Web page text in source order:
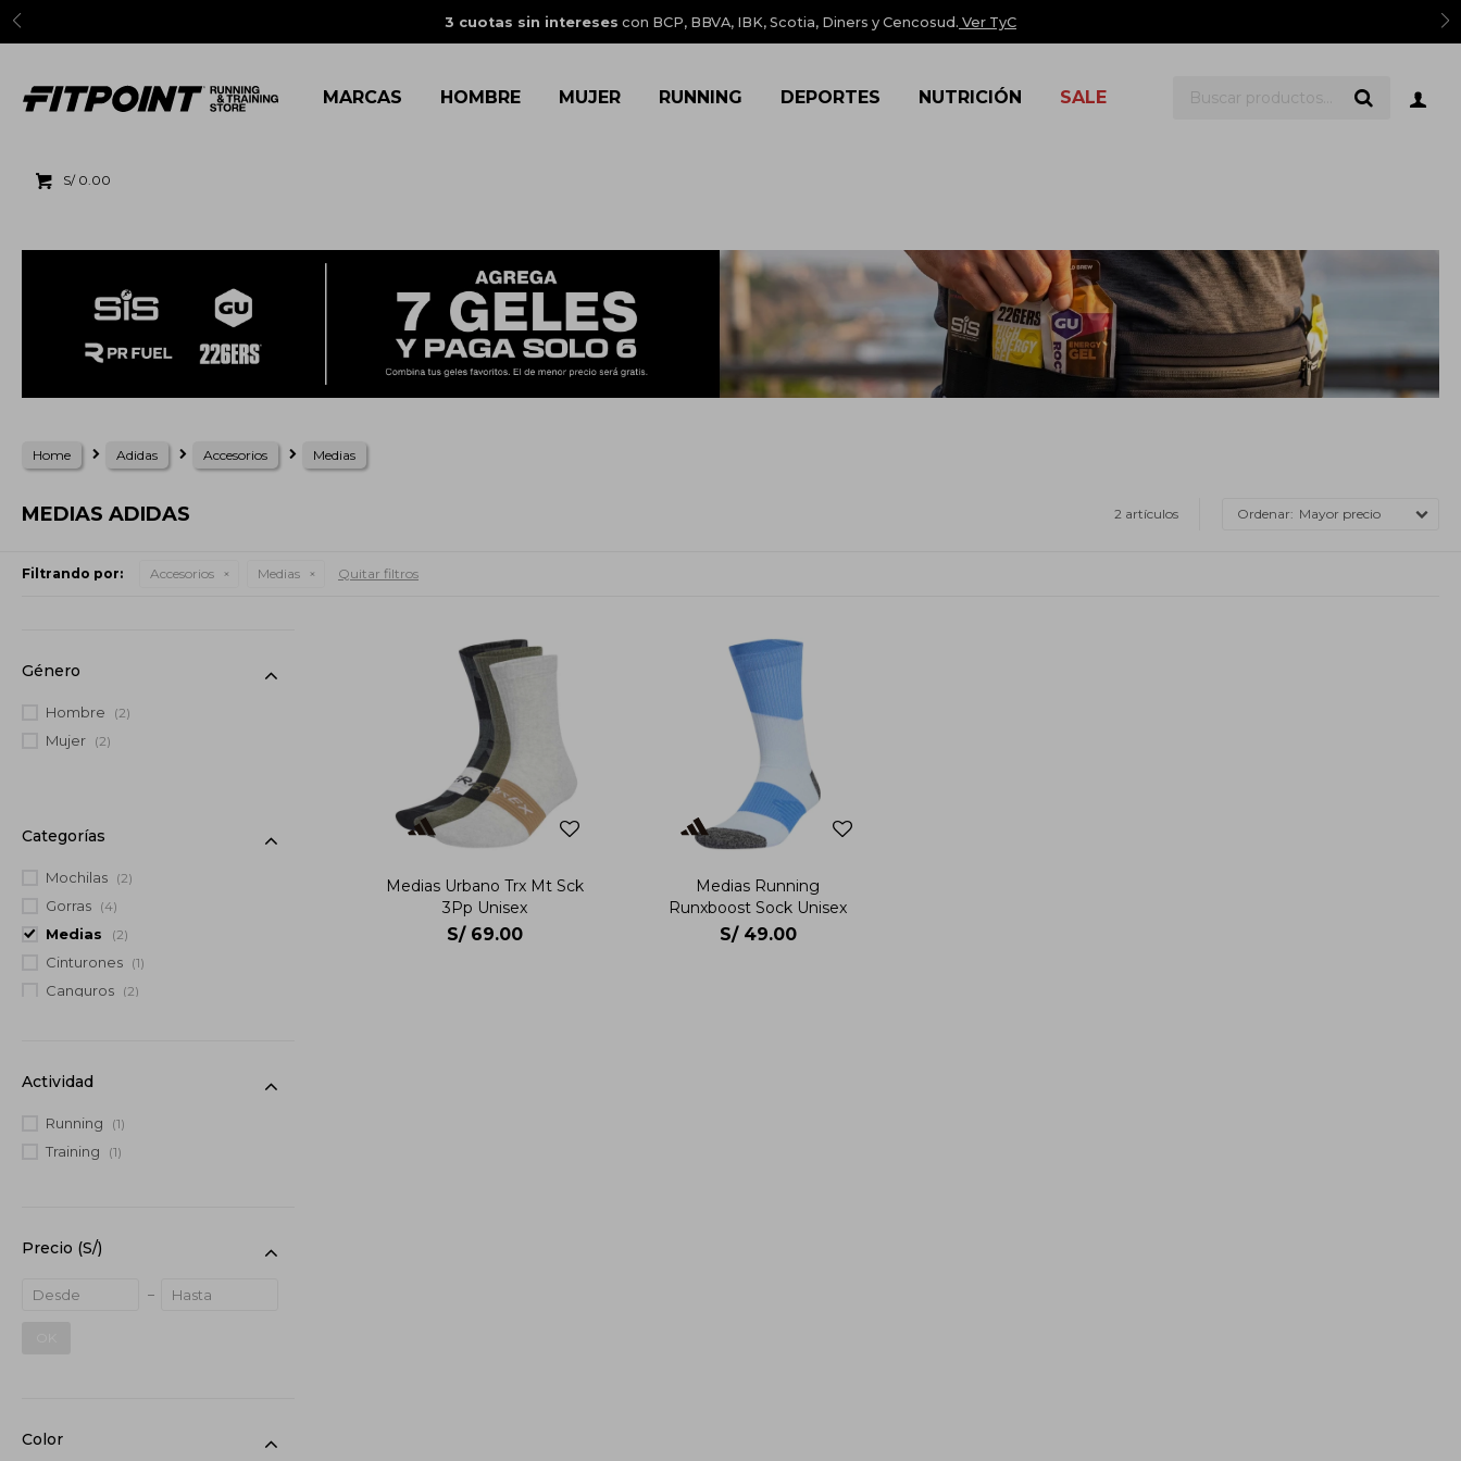
3 cuotas sin intereses con BCP, BBVA, IBK, Scotia, Diners y Cencosud. Ver TyC
MARCAS HOMBRE MUJER RUNNING DEPORTES NUTRICIÓN SALE
S/ 0.00
Home Adidas Accesorios Medias
MEDIAS ADIDAS 2 artículos Mayor precio
Filtrando por: Accesorios Medias Quitar filtros
Medias Urbano Trx Mt Sck
3Pp Unisex
S/ 69.00
Medias Running
Runxboost Sock Unisex
S/ 49.00
Categorías
Mochilas (2)
Gorras (4)
Medias (2)
Cinturones (1)
Canguros (2)
Precio (S/)
Género
Hombre (2)
Mujer (2)
Color
Actividad
Running (1)
Training (1)